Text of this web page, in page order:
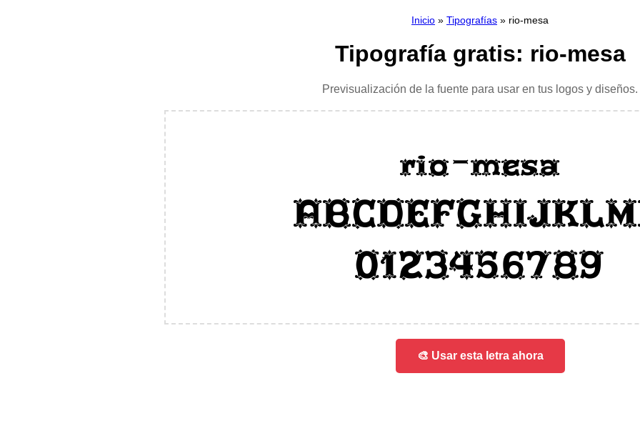
Inicio » Tipografías » rio-mesa
Tipografía gratis: rio-mesa
Previsualización de la fuente para usar en tus logos y diseños.
rio-mesa
0123456789
🎨 Usar esta letra ahora